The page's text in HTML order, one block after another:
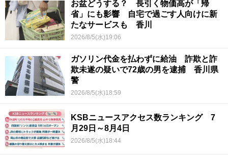
お盆どうする？ 長引く物価高が「帰
省」にも影響 自宅で過ごす人向けに新
たなサービスも 香川
2026/8/5(水)19:06
ガソリン代金を払わずに給油 詐欺と詐
欺未遂の疑いで72歳の男を逮捕 香川県
警
2026/8/5(水)18:59
KSBニュースアクセス数ランキング 7
月29日～8月4日
2026/8/5(水)18:44